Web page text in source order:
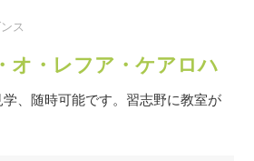
ス
オ・レフア・ケアロハ
、随時可能です。習志野に教室が